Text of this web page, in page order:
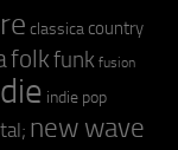
classica country
folkfunk fusion
indie pop
new wave